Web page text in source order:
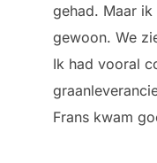
gehad. Maar
gewoon. We
Ik had vooral
Frans kwam